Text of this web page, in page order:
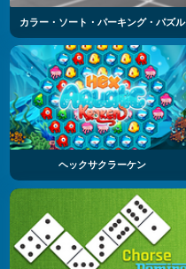
カラー・ソート・パーキング・パズル
ヘックサクラーケン